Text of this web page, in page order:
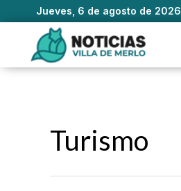
Jueves, 6 de agosto de 2026
contenido
Turismo